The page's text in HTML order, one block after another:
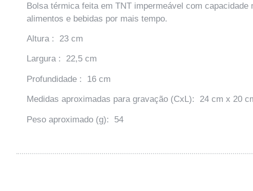
Bolsa térmica feita em TNT impermeável com
alimentos e bebidas por mais tempo.
Altura : 23 cm
Largura : 22,5 cm
Profundidade : 16 cm
Medidas aproximadas para gravação (CxL): 24 cm x 20
Peso aproximado (g): 54